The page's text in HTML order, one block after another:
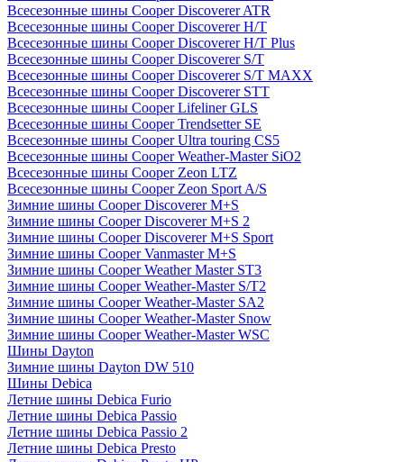
Всесезонные шины Cooper Discoverer ATR
Всесезонные шины Cooper Discoverer H/T
Всесезонные шины Cooper Discoverer H/T Plus
Всесезонные шины Cooper Discoverer S/T
Всесезонные шины Cooper Discoverer S/T MAXX
Всесезонные шины Cooper Discoverer STT
Всесезонные шины Cooper Lifeliner GLS
Всесезонные шины Cooper Trendsetter SE
Всесезонные шины Cooper Ultra touring CS5
Всесезонные шины Cooper Weather-Master SiO2
Всесезонные шины Cooper Zeon LTZ
Всесезонные шины Cooper Zeon Sport A/S
Зимние шины Cooper Discoverer M+S
Зимние шины Cooper Discoverer M+S 2
Зимние шины Cooper Discoverer M+S Sport
Зимние шины Cooper Vanmaster M+S
Зимние шины Cooper Weather Master ST3
Зимние шины Cooper Weather-Master S/T2
Зимние шины Cooper Weather-Master SA2
Зимние шины Cooper Weather-Master Snow
Зимние шины Cooper Weather-Master WSC
Шины Dayton
Зимние шины Dayton DW 510
Шины Debica
Летние шины Debica Furio
Летние шины Debica Passio
Летние шины Debica Passio 2
Летние шины Debica Presto